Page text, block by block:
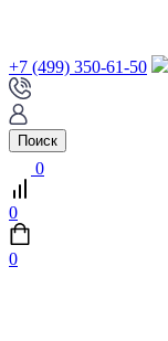
+7 (499) 350-61-50
Поиск
0
0
0